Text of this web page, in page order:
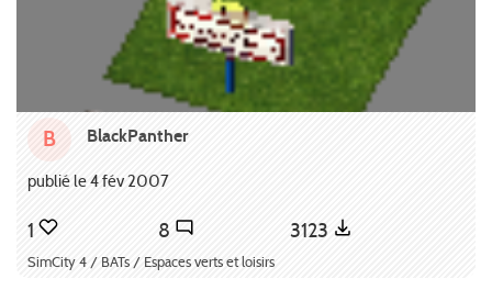
B BlackPanther
publié le 4 fév 2007
1 8 3123
SimCity 4 / BATs / Espaces verts et loisirs